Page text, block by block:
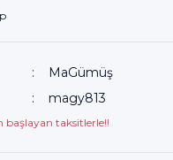
MaGümüş
magy813
başlayan taksitlerle!!